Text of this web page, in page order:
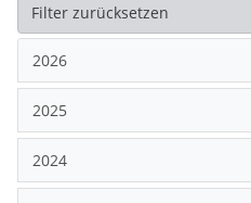
Filter zurücksetzen
2026
2025
2024